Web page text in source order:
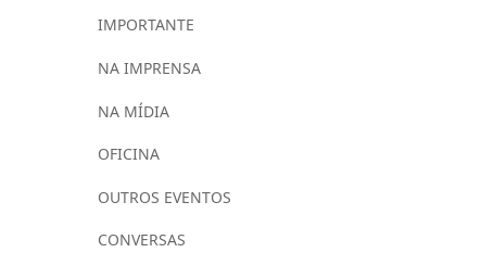
IMPORTANTE
NA IMPRENSA
NA MÍDIA
OFICINA
OUTROS EVENTOS
CONVERSAS